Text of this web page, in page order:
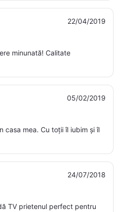
22/04/2019
minunată! Calitate
05/02/2019
casa mea. Cu toții îl iubim și îl
24/07/2018
TV prietenul perfect pentru